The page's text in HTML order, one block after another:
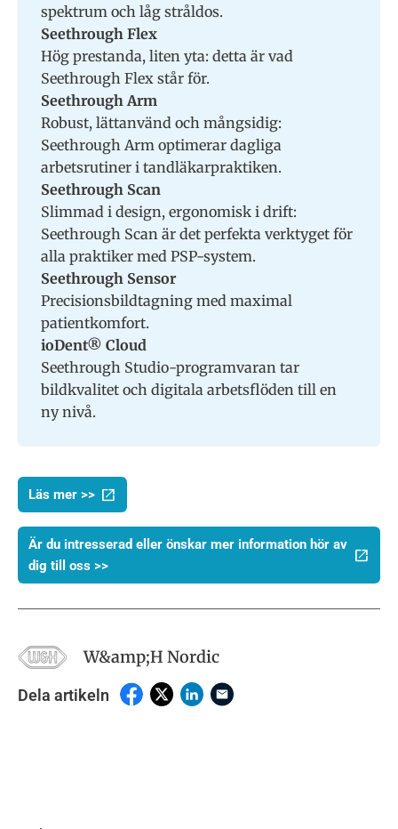
spektrum och låg stråldos.
Seethrough Flex
Hög prestanda, liten yta: detta är vad
Seethrough Flex står för.
Seethrough Arm
Robust, lättanvänd och mångsidig:
Seethrough Arm optimerar dagliga
arbetsrutiner i tandläkarpraktiken.
Seethrough Scan
Slimmad i design, ergonomisk i drift:
Seethrough Scan är det perfekta verktyget för
alla praktiker med PSP-system.
Seethrough Sensor
Precisionsbildtagning med maximal
patientkomfort.
ioDent® Cloud
Seethrough Studio-programvaran tar
bildkvalitet och digitala arbetsflöden till en
ny nivå.
Läs mer >>
Är du intresserad eller önskar mer information hör av
dig till oss >>
W&amp;H Nordic
Dela artikeln